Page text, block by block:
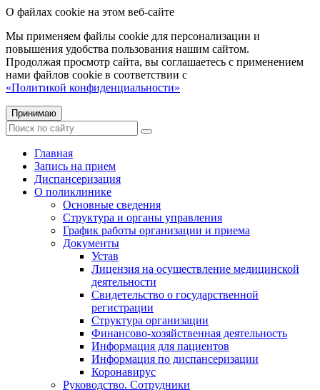
О файлах cookie на этом веб-сайте
Мы применяем файлы cookie для персонализации и
повышения удобства пользования нашим сайтом.
Продолжая просмотр сайта, вы соглашаетесь с применением
нами файлов cookie в соответствии с
«Политикой конфиденциальности»
Принимаю
Главная
Запись на прием
Диспансеризация
О поликлинике
Основные сведения
Структура и органы управления
График работы организации и приема
Документы
Устав
Лицензия на осуществление медицинской
деятельности
Свидетельство о государственной
регистрации
Структура организации
Финансово-хозяйственная деятельность
Информация для пациентов
Информация по диспансеризации
Коронавирус
Руководство. Сотрудники